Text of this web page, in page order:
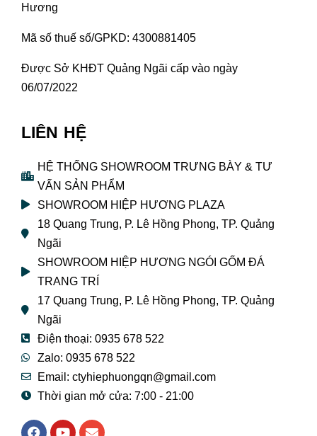
Hương
Mã số thuế số/GPKD: 4300881405
Được Sở KHĐT Quảng Ngãi cấp vào ngày
06/07/2022
LIÊN HỆ
HỆ THỐNG SHOWROOM TRƯNG BÀY & TƯ
VẤN SẢN PHẨM
SHOWROOM HIỆP HƯƠNG PLAZA
18 Quang Trung, P. Lê Hồng Phong, TP. Quảng
Ngãi
SHOWROOM HIỆP HƯƠNG NGÓI GỐM ĐÁ
TRANG TRÍ
17 Quang Trung, P. Lê Hồng Phong, TP. Quảng
Ngãi
Điện thoại: 0935 678 522
Zalo: 0935 678 522
Email: ctyhiephuongqn@gmail.com
Thời gian mở cửa: 7:00 - 21:00
F
Y
E